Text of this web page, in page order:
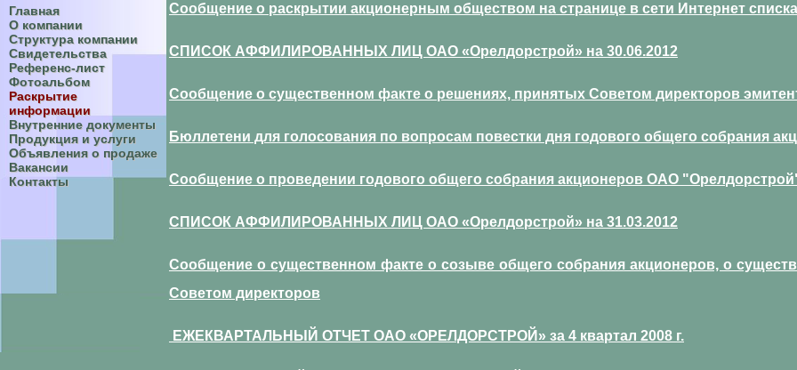
Главная
О компании
Структура компании
Свидетельства
Референс-лист
Фотоальбом
Раскрытие
информации
Внутренние документы
Продукция и услуги
Объявления о продаже
Вакансии
Контакты
Сообщение о раскрытии акционерным обществом на странице в сети Интернет
СПИСОК АФФИЛИРОВАННЫХ ЛИЦ ОАО «Орелдорстрой» на 30.06.2012
Сообщение о существенном факте о решениях, принятых Советом директоров
Бюллетени для голосования по вопросам повестки дня годового общего собрания
Сообщение о проведении годового общего собрания акционеров ОАО
СПИСОК АФФИЛИРОВАННЫХ ЛИЦ ОАО «Орелдорстрой» на 31.03.2012
Сообщение о существенном факте о созыве общего собрания акционеров, о
Советом директоров
ЕЖЕКВАРТАЛЬНЫЙ ОТЧЕТ ОАО «ОРЕЛДОРСТРОЙ» за 4 квартал 2008 г.